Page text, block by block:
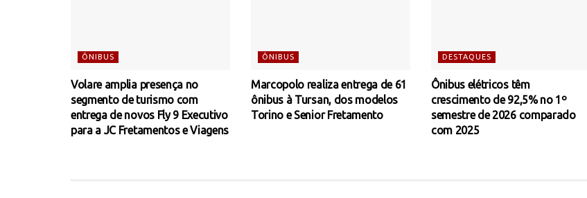
ÔNIBUS
Volare amplia presença no
segmento de turismo com
entrega de novos Fly 9 Executivo
para a JC Fretamentos e Viagens
ÔNIBUS
Marcopolo realiza entrega de 61
ônibus à Tursan, dos modelos
Torino e Senior Fretamento
DESTAQUES
Ônibus elétricos têm
crescimento de 92,5% no 1º
semestre de 2026 comparado
com 2025